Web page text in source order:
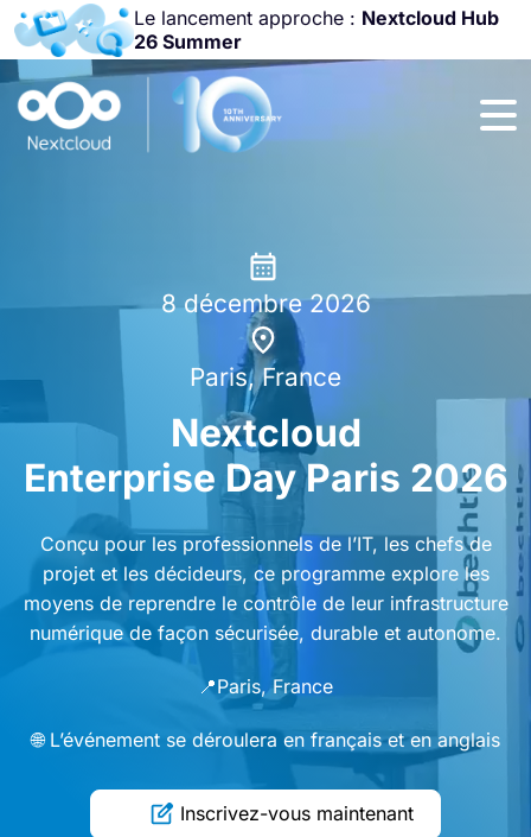
Le lancement approche : Nextcloud Hub
26 Summer
Rejoignez-nous
Community
8 décembre 2026
Paris, France
Nextcloud
Enterprise Day Paris 2026
Conçu pour les professionnels de l’IT, les chefs de
projet et les décideurs, ce programme explore les
moyens de reprendre le contrôle de leur infrastructure
numérique de façon sécurisée, durable et autonome.
📍Paris, France
🌐 L’événement se déroulera en français et en anglais
Inscrivez-vous maintenant